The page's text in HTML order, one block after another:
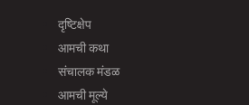
दृष्टिक्षेप
आमची कथा
संचालक मंडळ
आमची मूल्ये